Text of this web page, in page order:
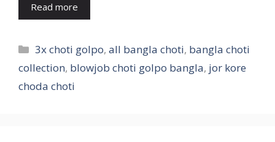
Read more
Categories
3x choti golpo,all bangla choti, bangla choti
collection, blowjob choti golpo bangla, jor kore
choda choti